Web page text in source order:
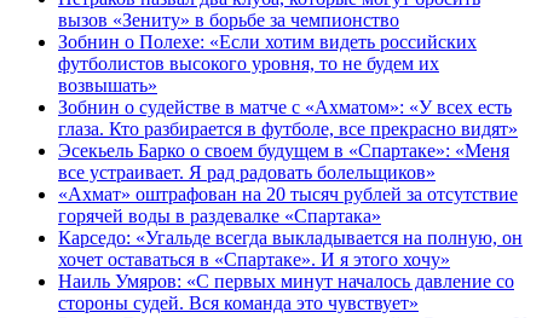
вызов «Зениту» в борьбе за чемпионство
Зобнин о Полехе: «Если хотим видеть российских
футболистов высокого уровня, то не будем их
возвышать»
Зобнин о судействе в матче с «Ахматом»: «У всех есть
глаза. Кто разбирается в футболе, все прекрасно видят»
Эсекьель Барко о своем будущем в «Спартаке»: «Меня
все устраивает. Я рад радовать болельщиков»
«Ахмат» оштрафован на 20 тысяч рублей за отсутствие
горячей воды в раздевалке «Спартака»
Карседо: «Угальде всегда выкладывается на полную, он
хочет оставаться в «Спартаке». И я этого хочу»
Наиль Умяров: «С первых минут началось давление со
стороны судей. Вся команда это чувствует»